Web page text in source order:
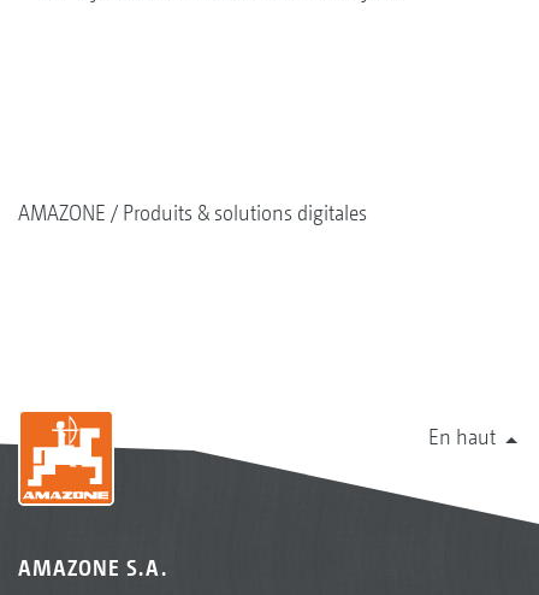
AMAZONE Produits & solutions digitales
En haut
AMAZONE S.A.